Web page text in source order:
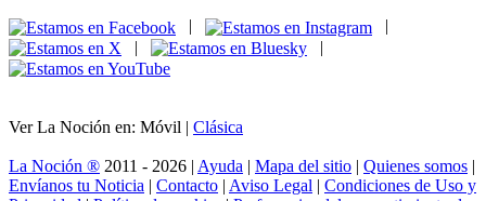
|
|
Ver La Noción en: Móvil | Clásica
La Noción ® 2011 - 2026 | Ayuda | Mapa del sitio | Quienes somos |
Envíanos tu Noticia | Contacto | Aviso Legal | Condiciones de Uso y